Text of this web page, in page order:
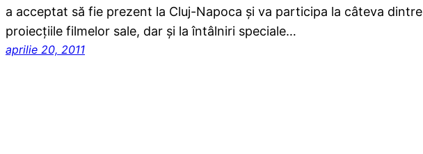
a acceptat să fie prezent la Cluj-Napoca şi va participa la câteva dintre
proiecţiile filmelor sale, dar şi la întâlniri speciale…
aprilie 20, 2011